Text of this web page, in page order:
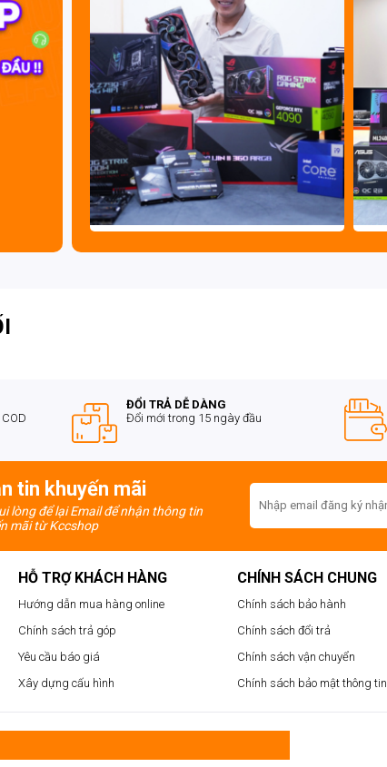
ĐỔI TRẢ DỄ DÀNG
Đổi mới trong 15 ngày đầu
tin khuyến mãi
lòng để lại Email để nhận thông tin
mãi từ Kccshop
HỖ TRỢ KHÁCH HÀNG
Hướng dẫn mua hàng online
Chính sách trả góp
Yêu cầu báo giá
Xây dựng cấu hình
CHÍNH SÁCH CHUNG
Chính sách bảo hành
Chính sách đổi trả
Chính sách vận chuyển
Chính sách bảo mật thông tin